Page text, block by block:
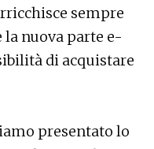
sempre
la nuova parte e-
di acquistare
presentato lo